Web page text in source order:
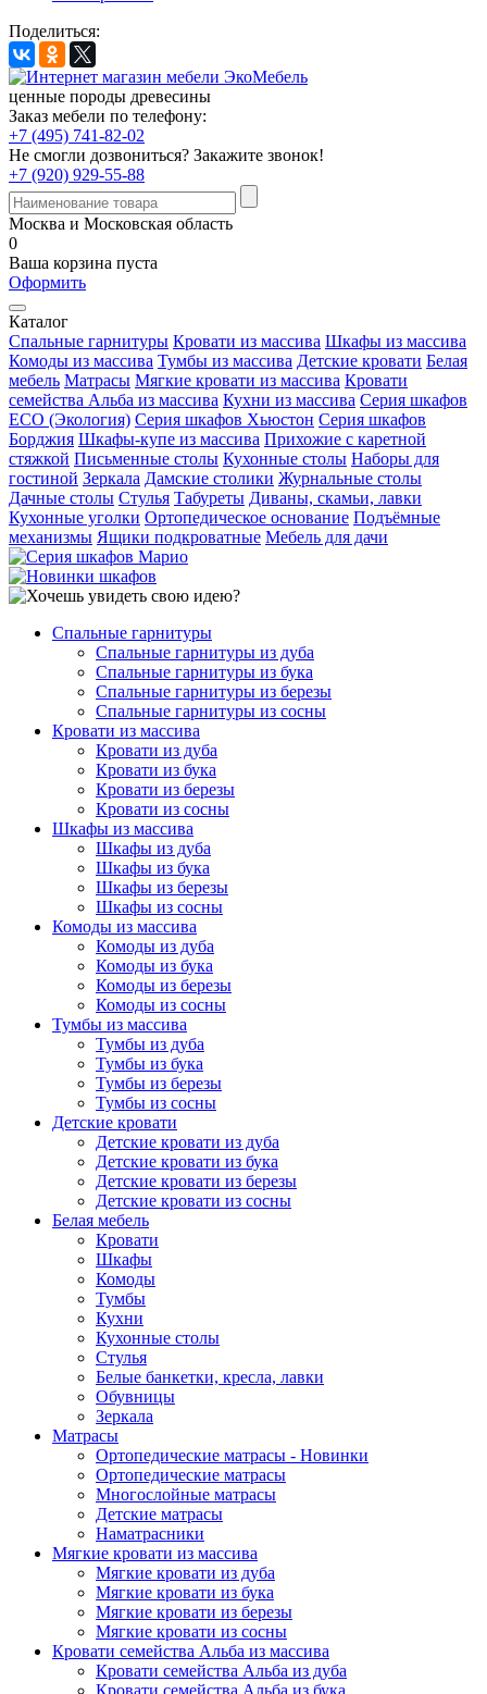
Поделиться:
ценные породы древесины
Заказ мебели по телефону:
+7 (495) 741-82-02
Не смогли дозвониться? Закажите звонок!
+7 (920) 929-55-88
Москва и Московская область
0
Ваша корзина пуста
Оформить
Каталог
Спальные гарнитуры Кровати из массива Шкафы из массива
Комоды из массива Тумбы из массива Детские кровати Белая
мебель Матрасы Мягкие кровати из массива Кровати
семейства Альба из массива Кухни из массива Серия шкафов
ECO (Экология) Серия шкафов Хьюстон Серия шкафов
Борджия Шкафы-купе из массива Прихожие с каретной
стяжкой Письменные столы Кухонные столы Наборы для
гостиной Зеркала Дамские столики Журнальные столы
Дачные столы Стулья Табуреты Диваны, скамьи, лавки
Кухонные уголки Ортопедическое основание Подъёмные
механизмы Ящики подкроватные Мебель для дачи
Спальные гарнитуры
Спальные гарнитуры из дуба
Спальные гарнитуры из бука
Спальные гарнитуры из березы
Спальные гарнитуры из сосны
Кровати из массива
Кровати из дуба
Кровати из бука
Кровати из березы
Кровати из сосны
Шкафы из массива
Шкафы из дуба
Шкафы из бука
Шкафы из березы
Шкафы из сосны
Комоды из массива
Комоды из дуба
Комоды из бука
Комоды из березы
Комоды из сосны
Тумбы из массива
Тумбы из дуба
Тумбы из бука
Тумбы из березы
Тумбы из сосны
Детские кровати
Детские кровати из дуба
Детские кровати из бука
Детские кровати из березы
Детские кровати из сосны
Белая мебель
Кровати
Шкафы
Комоды
Тумбы
Кухни
Кухонные столы
Стулья
Белые банкетки, кресла, лавки
Обувницы
Зеркала
Матрасы
Ортопедические матрасы - Новинки
Ортопедические матрасы
Многослойные матрасы
Детские матрасы
Наматрасники
Мягкие кровати из массива
Мягкие кровати из дуба
Мягкие кровати из бука
Мягкие кровати из березы
Мягкие кровати из сосны
Кровати семейства Альба из массива
Кровати семейства Альба из дуба
Кровати семейства Альба из бука